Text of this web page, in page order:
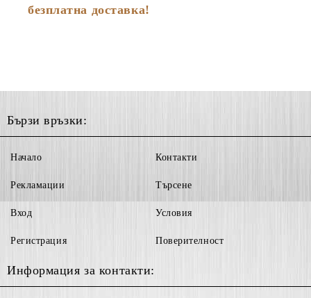
безплатна доставка!
Бързи връзки:
Начало
Рекламации
Вход
Регистрация
Контакти
Търсене
Условия
Поверителност
Информация за контакти: